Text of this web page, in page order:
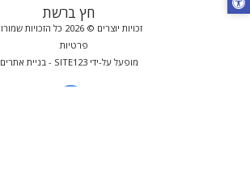
חץ ברשת
זכויות יוצרים © 2026 כל הזכויות שמורות
פרטיות
מופעל על-ידיSITE123
- בניית אתרים